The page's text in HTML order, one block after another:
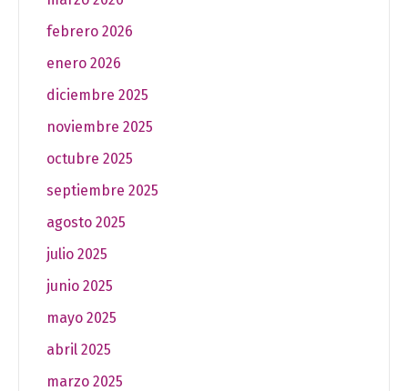
febrero 2026
enero 2026
diciembre 2025
noviembre 2025
octubre 2025
septiembre 2025
agosto 2025
julio 2025
junio 2025
mayo 2025
abril 2025
marzo 2025